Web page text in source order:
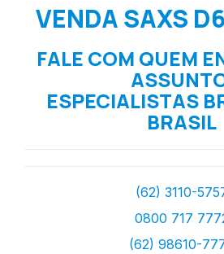
VENDA SAXS
FALE COM QUEM
ESPECIALISTAS
BRASIL
(62) 3110-
0800 717
(62) 98610-